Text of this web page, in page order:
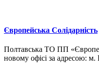
Європейська Солідарність
Полтавська ТО ПП
новому офісі за адресою: